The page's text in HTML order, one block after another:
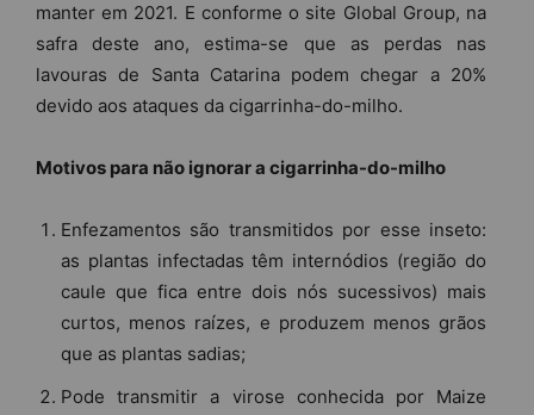
manter em 2021. E conforme o site Global Group, na
safra deste ano, estima-se que as perdas nas
lavouras de Santa Catarina podem chegar a 20%
devido aos ataques da cigarrinha-do-milho.
Motivos para não ignorar a cigarrinha-do-milho
Enfezamentos são transmitidos por esse inseto:
as plantas infectadas têm internódios (região do
caule que fica entre dois nós sucessivos) mais
curtos, menos raízes, e produzem menos grãos
que as plantas sadias;
Pode transmitir a virose conhecida por Maize